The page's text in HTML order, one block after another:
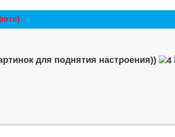
для поднятия настроения))